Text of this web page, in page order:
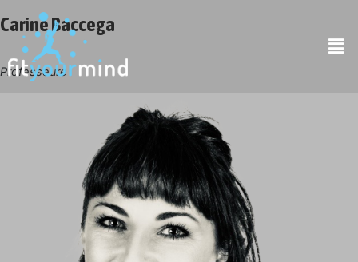
Carine Baccega
Professeure